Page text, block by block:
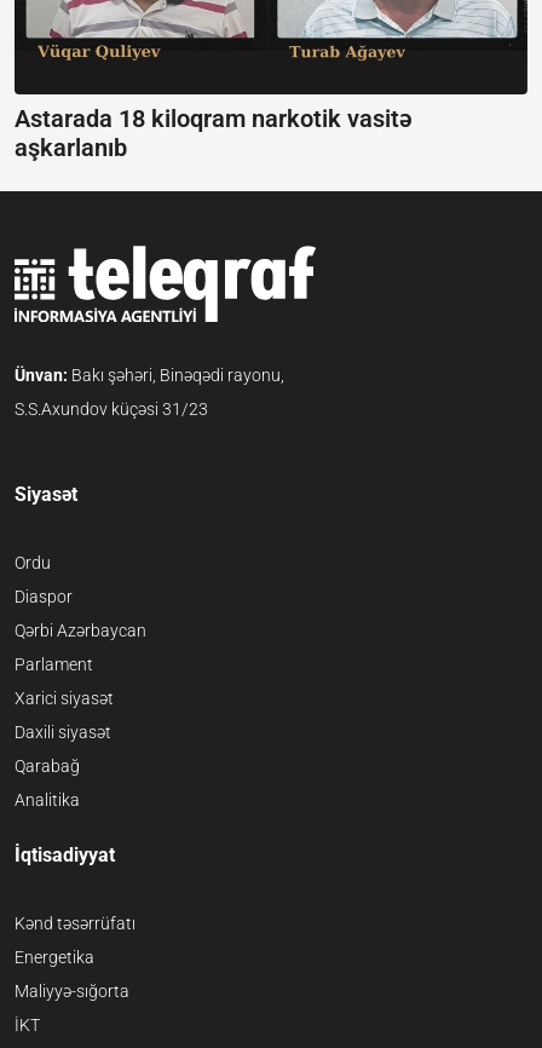
Astarada 18 kiloqram narkotik vasitə
aşkarlanıb
Ünvan: Bakı şəhəri, Binəqədi rayonu,
S.S.Axundov küçəsi 31/23
Siyasət
Ordu
Diaspor
Qərbi Azərbaycan
Parlament
Xarici siyasət
Daxili siyasət
Qarabağ
Analitika
İqtisadiyyat
Kənd təsərrüfatı
Energetika
Maliyyə-sığorta
İKT